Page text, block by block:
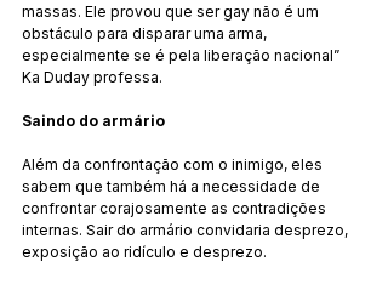
massas. Ele provou que ser gay não é um
obstáculo para disparar uma arma,
especialmente se é pela liberação nacional”
Ka Duday professa.
Saindo do armário
Além da confrontação com o inimigo, eles
sabem que também há a necessidade de
confrontar corajosamente as contradições
internas. Sair do armário convidaria desprezo,
exposição ao ridículo e desprezo.